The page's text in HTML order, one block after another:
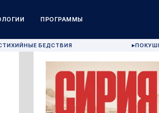
ПРОГРАММЫ
БЕДСТВИЯ ▶